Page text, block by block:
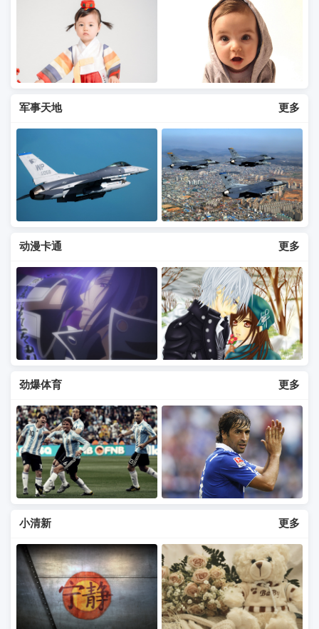
军事天地 更多
动漫卡通 更多
劲爆体育 更多
小清新 更多